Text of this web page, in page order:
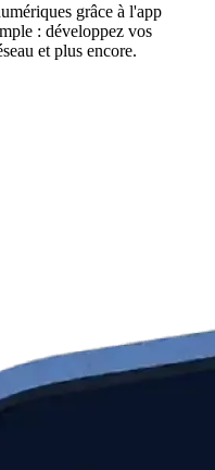
grâce à l'app
: développez vos
et plus encore.